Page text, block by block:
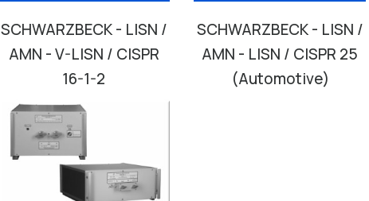
SCHWARZBECK - LISN /
AMN - V-LISN / CISPR
16-1-2
SCHWARZBECK - LISN /
AMN - LISN / CISPR 25
(Automotive)